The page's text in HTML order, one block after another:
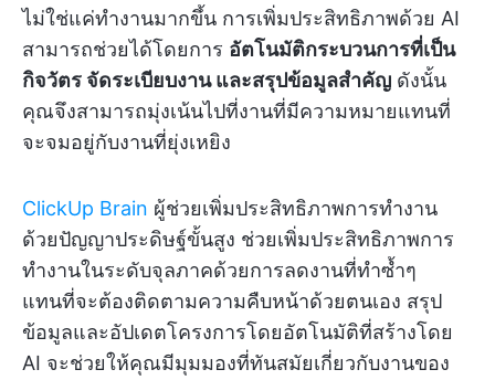
ไม่ใช่แค่ทำงานมากขึ้น การเพิ่มประสิทธิภาพด้วย AI
สามารถช่วยได้โดยการ อัตโนมัติกระบวนการที่เป็น
กิจวัตร จัดระเบียบงาน และสรุปข้อมูลสำคัญ ดังนั้น
คุณจึงสามารถมุ่งเน้นไปที่งานที่มีความหมายแทนที่
จะจมอยู่กับงานที่ยุ่งเหยิง
ClickUp Brain ผู้ช่วยเพิ่มประสิทธิภาพการทำงาน
ด้วยปัญญาประดิษฐ์ขั้นสูง ช่วยเพิ่มประสิทธิภาพการ
ทำงานในระดับจุลภาคด้วยการลดงานที่ทำซ้ำๆ
แทนที่จะต้องติดตามความคืบหน้าด้วยตนเอง สรุป
ข้อมูลและอัปเดตโครงการโดยอัตโนมัติที่สร้างโดย
AI จะช่วยให้คุณมีมุมมองที่ทันสมัยเกี่ยวกับงานของ